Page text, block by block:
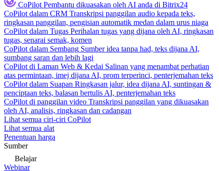
CoPilot Pembantu dikuasakan oleh AI anda di Bitrix24
CoPilot dalam CRM Transkripsi panggilan audio kepada teks,
ringkasan panggilan, pengisian automatik medan dalam urus niaga
CoPilot dalam Tugas Perihalan tugas yang dijana oleh AI, ringkasan
tugas, senarai semak, komen
CoPilot dalam Sembang Sumber idea tanpa had, teks dijana AI,
sumbang saran dan lebih lagi
CoPilot di Laman Web & Kedai Salinan yang menambat perhatian
atas permintaan, imej dijana AI, prom terperinci, penterjemahan teks
CoPilot dalam Suapan Ringkasan jalur, idea dijana AI, suntingan &
penciptaan teks, balasan bertulis AI, penterjemahan teks
CoPilot di panggilan video Transkripsi panggilan yang dikuasakan
oleh AI, analisis, ringkasan dan cadangan
Lihat semua ciri-ciri CoPilot
Lihat semua alat
Penentuan harga
Sumber
Belajar
Webinar